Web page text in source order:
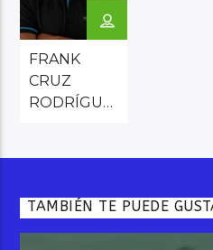
FRANK
CRUZ
RODRÍGUEZ
de
programa”
TAMBIÉN TE PUEDE